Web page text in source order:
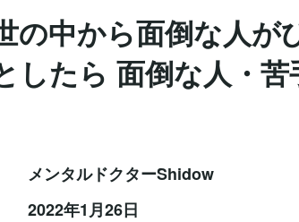
の中から面倒な人が
したら 面倒な人・
メンタルドクターShidow
2022年1月26日